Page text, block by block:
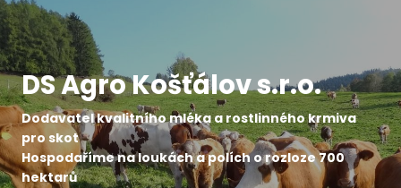
DS Agro Košťálov s.r.o.
Dodavatel kvalitního mléka a rostlinného krmiva
pro skot
Hospodaříme na loukách a polích o rozloze 700
hektarů